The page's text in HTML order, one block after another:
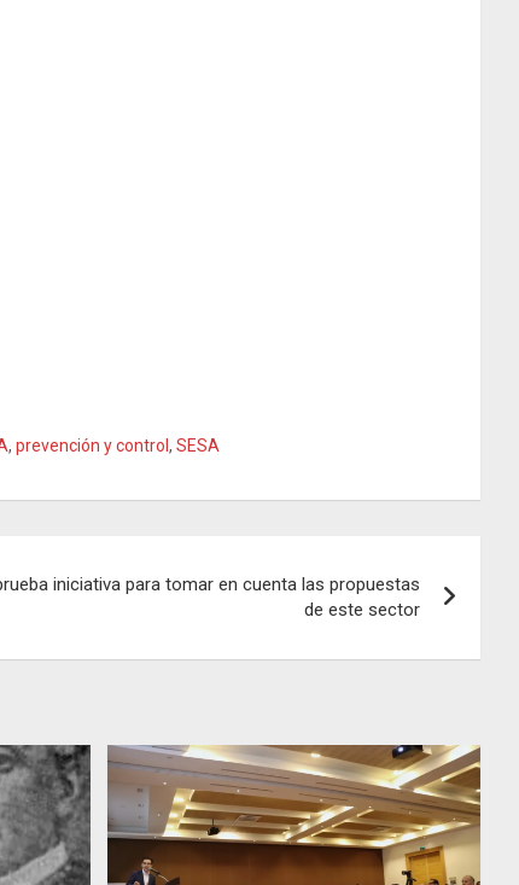
, prevención y control , SESA
iniciativa para tomar en cuenta las propuestas
de este sector